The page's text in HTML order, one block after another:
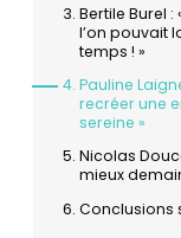
Bertile Burel
l’on pouvait
temps ! »
Pauline
recréer une
sereine »
Nicolas
mieux
Conclusions